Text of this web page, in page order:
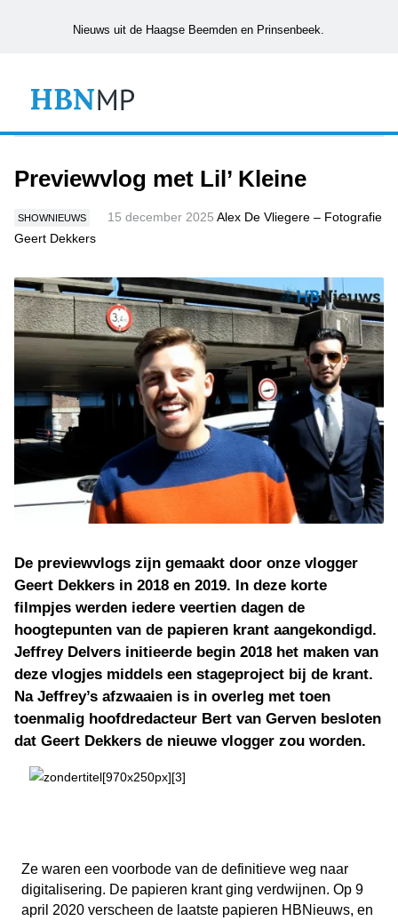
Nieuws uit de Haagse Beemden en Prinsenbeek.
Previewvlog met Lil’ Kleine
SHOWNIEUWS 15 december 2025 Alex De Vliegere – Fotografie
Geert Dekkers
De previewvlogs zijn gemaakt door onze vlogger
Geert Dekkers in 2018 en 2019. In deze korte
filmpjes werden iedere veertien dagen de
hoogtepunten van de papieren krant aangekondigd.
Jeffrey Delvers initieerde begin 2018 het maken van
deze vlogjes middels een stageproject bij de krant.
Na Jeffrey’s afzwaaien is in overleg met toen
toenmalig hoofdredacteur Bert van Gerven besloten
dat Geert Dekkers de nieuwe vlogger zou worden.
Ze waren een voorbode van de definitieve weg naar
digitalisering. De papieren krant ging verdwijnen. Op 9
april 2020 verscheen de laatste papieren HBNieuws, en